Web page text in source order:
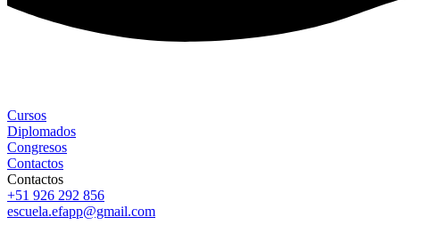
Cursos
Diplomados
Congresos
Contactos
Contactos
+51 926 292 856
escuela.efapp@gmail.com